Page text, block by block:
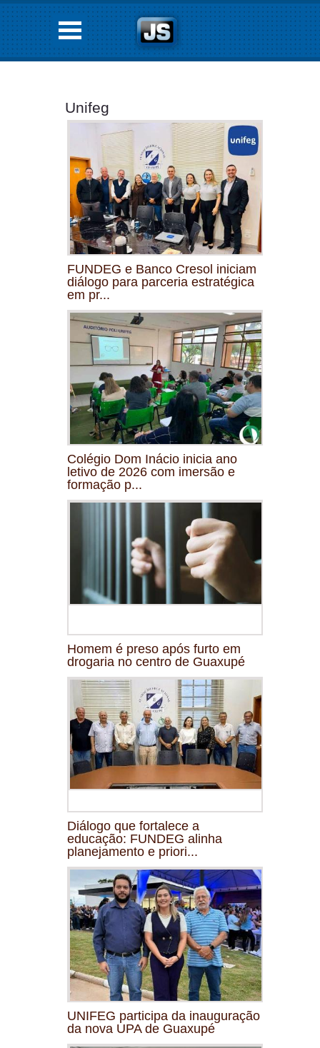
Unifeg
FUNDEG e Banco Cresol iniciam
diálogo para parceria estratégica
em pr...
Colégio Dom Inácio inicia ano
letivo de 2026 com imersão e
formação p...
Homem é preso após furto em
drogaria no centro de Guaxupé
Diálogo que fortalece a
educação: FUNDEG alinha
planejamento e priori...
UNIFEG participa da inauguração
da nova UPA de Guaxupé